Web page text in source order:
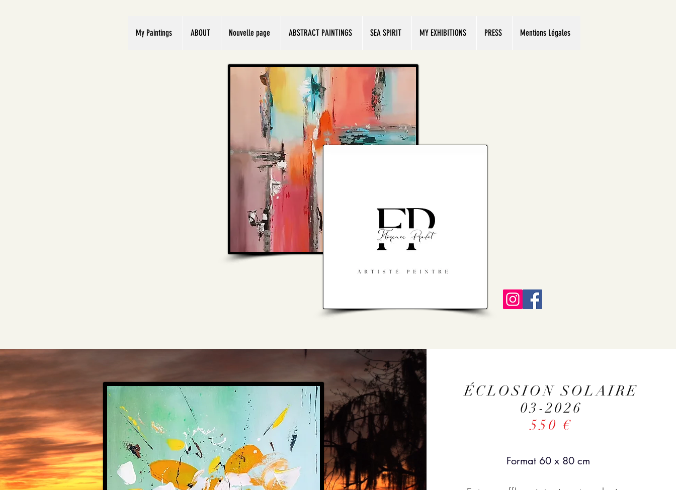
My Paintings ABOUT Nouvelle page ABSTRACT PAINTINGS SEA SPIRIT MY EXHIBITIONS PRESS Mentions Légales
ÉCLOSION SOLAIRE
03-2026
550 €
Format 60 x 80 cm